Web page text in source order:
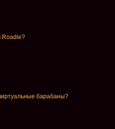
Roadie?
барабаны?